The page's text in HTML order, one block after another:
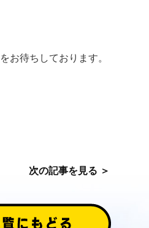
お待ちしております。
次の記事を見る ＞